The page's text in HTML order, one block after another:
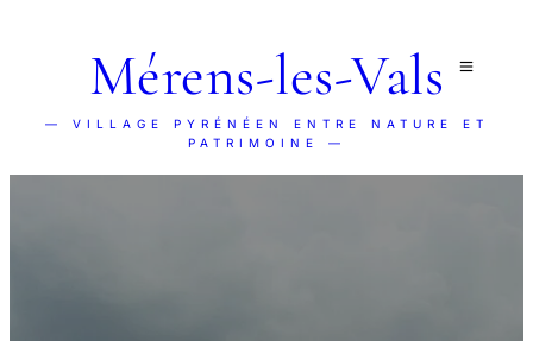
Mérens-les-Vals
— VILLAGE PYRÉNÉEN ENTRE NATURE ET
PATRIMOINE —